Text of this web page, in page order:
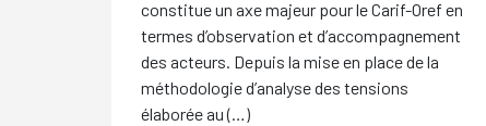
constitue un axe majeur pour le Carif-Oref en
termes d’observation et d’accompagnement
des acteurs. Depuis la mise en place de la
méthodologie d’analyse des tensions
élaborée au (…)